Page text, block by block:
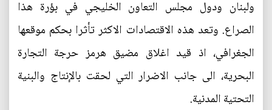
ولبنان ودول مجلس التعاون الخليجي في بؤرة هذا
الصراع. وتعد هذه الاقتصادات الاكثر تأثرا بحكم موقعها
الجغرافي، اذ قيد اغلاق مضيق هرمز حرجة التجارة
البحرية، الى جانب الاضرار التي لحقت بالإنتاج والبنية
التحتية المدنية.